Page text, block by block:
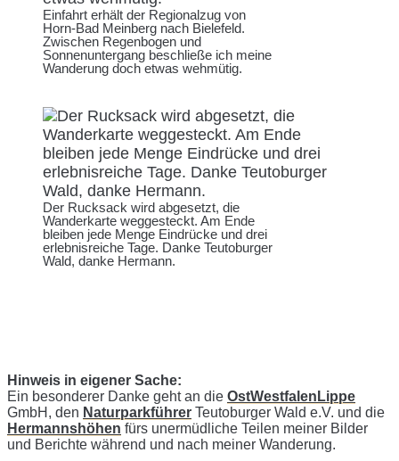
Einfahrt erhält der Regionalzug von
Horn-Bad Meinberg nach Bielefeld.
Zwischen Regenbogen und
Sonnenuntergang beschließe ich meine
Wanderung doch etwas wehmütig.
Der Rucksack wird abgesetzt, die
Wanderkarte weggesteckt. Am Ende
bleiben jede Menge Eindrücke und drei
erlebnisreiche Tage. Danke Teutoburger
Wald, danke Hermann.
Hinweis in eigener Sache:
Ein besonderer Danke geht an die OstWestfalenLippe
GmbH, den Naturparkführer Teutoburger Wald e.V. und die
Hermannshöhen fürs unermüdliche Teilen meiner Bilder
und Berichte während und nach meiner Wanderung.